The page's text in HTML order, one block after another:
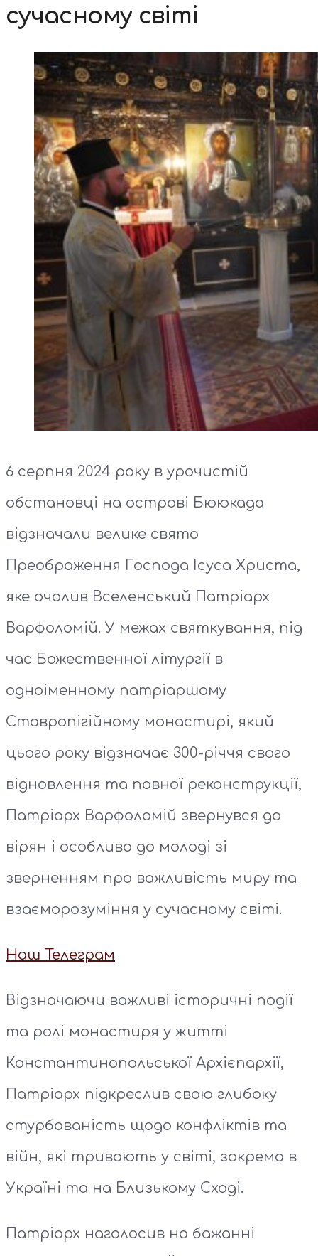
сучасному світі
6 серпня 2024 року в урочистій
обстановці на острові Бююкада
відзначали велике свято
Преображення Господа Ісуса Христа,
яке очолив Вселенський Патріарх
Варфоломій. У межах святкування, під
час Божественної літургії в
одноіменному патріаршому
Ставропігійному монастирі, який
цього року відзначає 300-річчя свого
відновлення та повної реконструкції,
Патріарх Варфоломій звернувся до
вірян і особливо до молоді зі
зверненням про важливість миру та
взаєморозуміння у сучасному світі.
Наш Телеграм
Відзначаючи важливі історичні події
та ролі монастиря у житті
Константинопольської Архієпархії,
Патріарх підкреслив свою глибоку
стурбованість щодо конфліктів та
війн, які тривають у світі, зокрема в
Україні та на Близькому Сході.
Патріарх наголосив на бажанні